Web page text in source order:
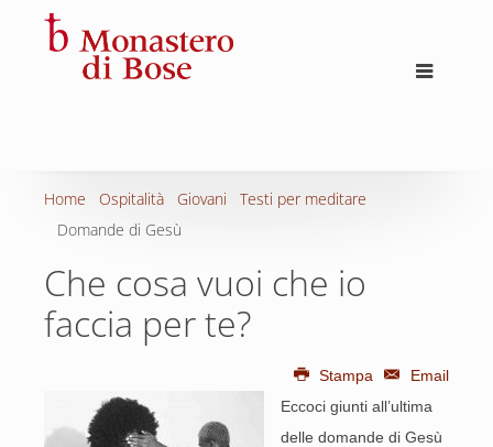
Home Ospitalità Giovani
Testi per meditare
Domande di Gesù
Che cosa vuoi che io
faccia per te?
Stampa
Email
Eccoci giunti all’ultima
delle domande di Gesù